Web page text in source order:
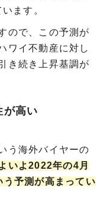
ます。
ので、この予測が
ワイ不動産に対し
き続き上昇基調が
が高い
う海外バイヤーの
いよ2022年の4月
予測が高まってい